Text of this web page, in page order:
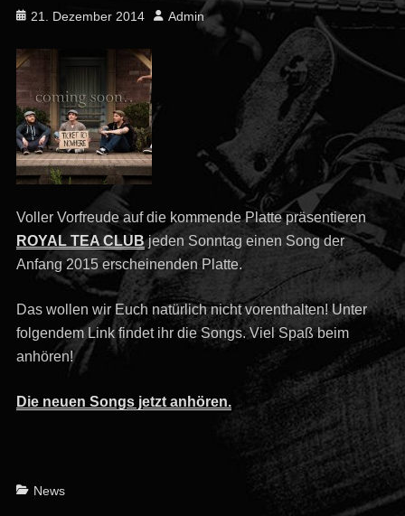
Posted
21. Dezember 2014 Author
Admin
Voller Vorfreude auf die kommende Platte präsentieren
ROYAL TEA CLUBjeden Sonntag einen Song der
Anfang 2015 erscheinenden Platte.
Das wollen wir Euch natürlich nicht vorenthalten! Unter
folgendem Link findet ihr die Songs. Viel Spaß beim
anhören!
Die neuen Songs jetzt anhören.
Categories
News